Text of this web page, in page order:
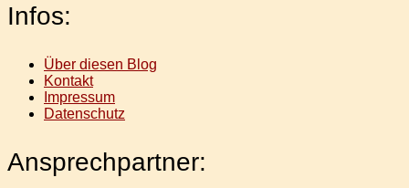
Infos:
Über diesen Blog
Kontakt
Impressum
Datenschutz
Ansprechpartner: